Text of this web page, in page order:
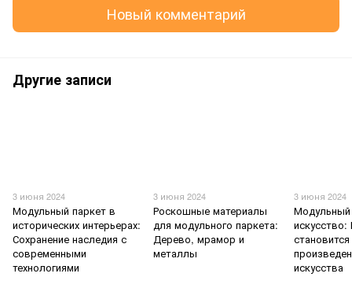
Новый комментарий
Другие записи
3 июня 2024
Модульный паркет в
исторических интерьерах:
Сохранение наследия с
современными
технологиями
3 июня 2024
Роскошные материалы
для модульного паркета:
Дерево, мрамор и
металлы
3 июня 2024
Модульный
становится
искусства